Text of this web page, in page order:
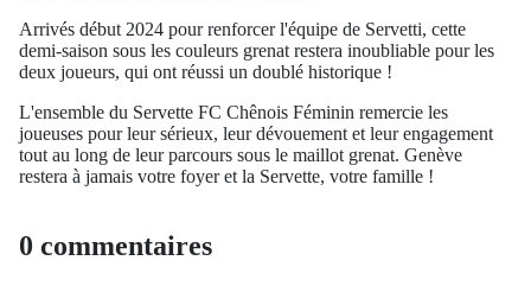
Arrivés début 2024 pour renforcer l'équipe de Servetti, cette
demi-saison sous les couleurs grenat restera inoubliable pour les
deux joueurs, qui ont réussi un doublé historique !
L'ensemble du Servette FC Chênois Féminin remercie les
joueuses pour leur sérieux, leur dévouement et leur engagement
tout au long de leur parcours sous le maillot grenat. Genève
restera à jamais votre foyer et la Servette, votre famille !
0 commentaires